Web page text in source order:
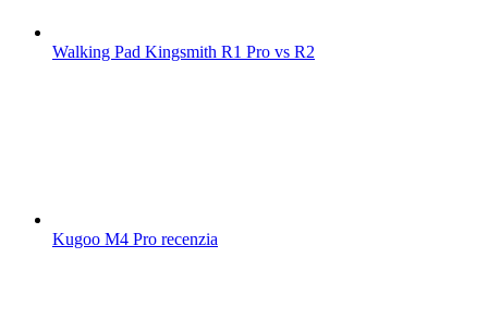
Walking Pad Kingsmith R1 Pro vs R2
Kugoo M4 Pro recenzia